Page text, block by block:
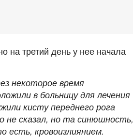
на третий день у нее начала
некоторое время
в больницу для лечения
кисту переднего рога
не сказал, но та синюшность,
есть, кровоизлиянием.